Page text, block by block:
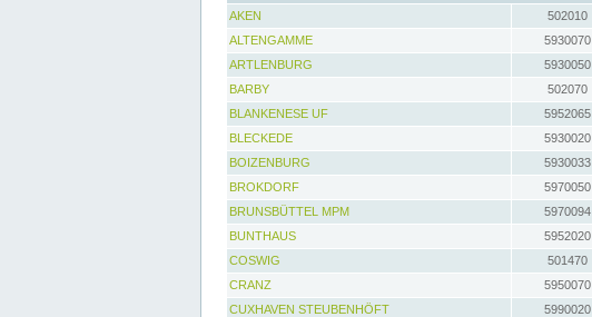
AKEN
502010
ALTENGAMME
5930070
ARTLENBURG
5930050
BARBY
502070
BLANKENESE UF
5952065
BLECKEDE
5930020
BOIZENBURG
5930033
BROKDORF
5970050
BRUNSBÜTTEL MPM
5970094
BUNTHAUS
5952020
COSWIG
501470
CRANZ
5950070
CUXHAVEN STEUBENHÖFT
5990020